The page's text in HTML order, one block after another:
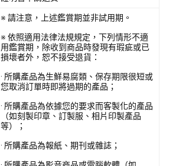
※ 請注意，上述鑑賞期並非試用期。
※ 依照適用法律法規規定，下列情形不適
用鑑賞期，除收到商品時發現有瑕疵或已
損壞者外，恕不接受退貨：
· 所購產品為生鮮易腐類、保存期限很短或
您取消訂單時即將過期的產品；
· 所購產品為依據您的要求而客製化的產品
（如刻製印章、訂製服、相片印製產品
等）；
· 所購產品為報紙、期刊或雜誌；